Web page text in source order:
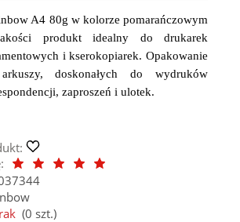
A4 80g w kolorze pomarańczowym
produkt idealny do drukarek
i kserokopiarek. Opakowanie
doskonałych do wydruków
zaproszeń i ulotek.
(0 szt.)